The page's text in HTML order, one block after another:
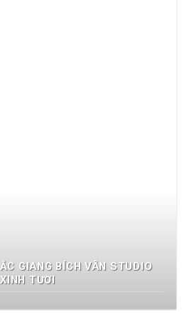
GIANG BÍCH VÂN STUDIO
XINH TƯƠI